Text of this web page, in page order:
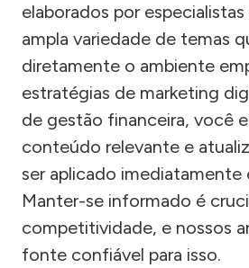
elaborados por
ampla variedade de temas
diretamente o ambiente
estratégias de marketing
de gestão financeira, você
conteúdo relevante e
ser aplicado imediatamente
Manter-se informado é
competitividade, e nossos
fonte confiável para isso.